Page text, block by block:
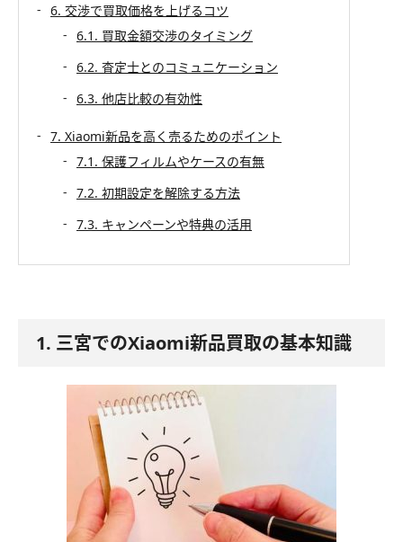
6. 交渉で買取価格を上げるコツ
6.1. 買取金額交渉のタイミング
6.2. 査定士とのコミュニケーション
6.3. 他店比較の有効性
7. Xiaomi新品を高く売るためのポイント
7.1. 保護フィルムやケースの有無
7.2. 初期設定を解除する方法
7.3. キャンペーンや特典の活用
1. 三宮でのXiaomi新品買取の基本知識